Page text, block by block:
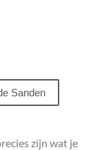
Sanden
zijn wat je